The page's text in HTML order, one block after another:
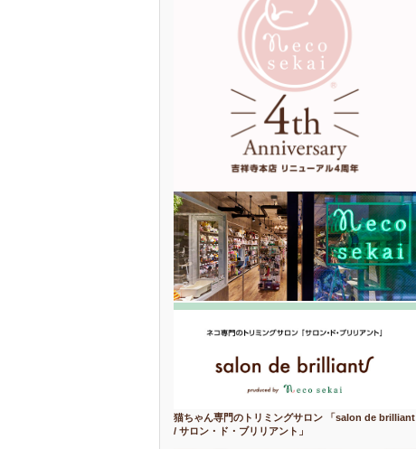
猫ちゃん専門のトリミングサロン 「salon de brilliant
/ サロン・ド・ブリリアント」